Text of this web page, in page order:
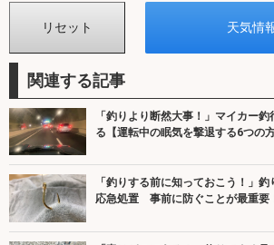
関連する記事
「釣りより断然大事！」マイカー
る【運転中の眠気を撃退する6つの方
「釣りする前に知っておこう！」
応急処置 事前に防ぐことが最重要